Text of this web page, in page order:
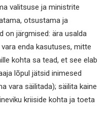
valitsuse ja ministrite
otsustama ja
on järgmised: ära usalda
enda kasutuses, mitte
kohta sa tead, et see elab
lõpul jätsid inimesed
vara säilitada); säilita kaine
kriiside kohta ja toeta